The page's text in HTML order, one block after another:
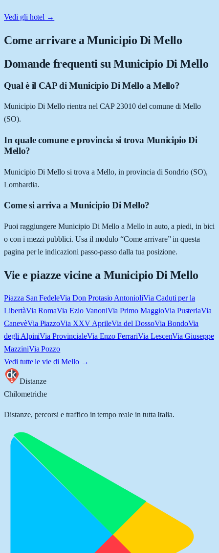
Vedi gli hotel →
Come arrivare aMunicipio Di Mello
Domande frequenti su Municipio Di Mello
Qual è il CAP di Municipio Di Mello a Mello?
Municipio Di Mello rientra nel CAP 23010 del comune di Mello
(SO).
In quale comune e provincia si trova Municipio Di
Mello?
Municipio Di Mello si trova a Mello, in provincia di Sondrio (SO),
Lombardia.
Come si arriva a Municipio Di Mello?
Puoi raggiungere Municipio Di Mello a Mello in auto, a piedi, in bici
o con i mezzi pubblici. Usa il modulo “Come arrivare” in questa
pagina per le indicazioni passo-passo dalla tua posizione.
Vie e piazze vicine a Municipio Di Mello
Piazza San FedeleVia Don Protasio AntonioliVia Caduti per la
LibertàVia RomaVia Ezio VanoniVia Primo MaggioVia PusterlaVia
CanevèVia PiazzoVia XXV AprileVia del DossoVia BondoVia
degli AlpiniVia ProvincialeVia Enzo FerrariVia LescenVia Giuseppe
MazziniVia Pozzo
Vedi tutte le vie di Mello→
Distanze
Chilometriche
Distanze, percorsi e traffico in tempo reale in tutta Italia.